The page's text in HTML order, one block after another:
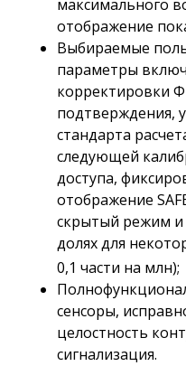
максимального
отображение
Выбираемые
параметры
корректировки
подтверждения,
стандарта
следующей
доступа,
отображение
скрытый режим
долях для
0,1 части на млн);
сенсоры,
целостность
сигнализация.